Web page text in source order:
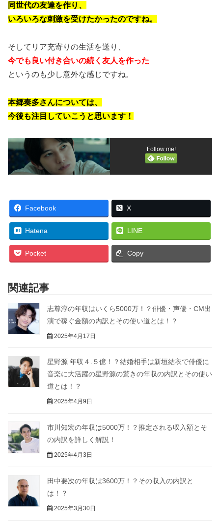
同世代の友達を作り、
いろいろな刺激を受けたかったのですね。
そしてリア充寄りの生活を送り、
今でも良い付き合いの続く友人を作った
というのも少し意外な感じですね。
本郷奏多さんについては、
今後も注目していこうと思います！
Follow me!
Facebook X
Hatena LINE
Pocket Copy
関連記事
志尊淳の年収はいくら5000万！？俳優・声優・CM出
演で稼ぐ金額の内訳とその使い道とは！？
2025年4月17日
星野源 年収４.５億！？結婚相手は新垣結衣で俳優に
音楽に大活躍の星野源の驚きの年収の内訳とその使い
道とは！？
2025年4月9日
市川知宏の年収は5000万！？推定される収入額とそ
の内訳を詳しく解説！
2025年4月3日
田中要次の年収は3600万！？その収入の内訳と
は！？
2025年3月30日